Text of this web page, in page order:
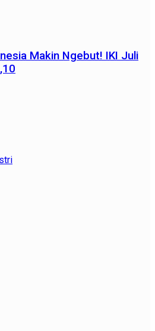
Makin Ngebut! IKI Juli